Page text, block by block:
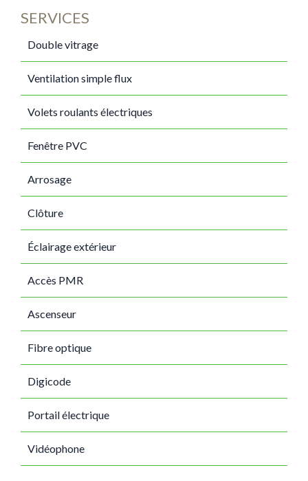
SERVICES
Double vitrage
Ventilation simple flux
Volets roulants électriques
Fenêtre PVC
Arrosage
Clôture
Éclairage extérieur
Accès PMR
Ascenseur
Fibre optique
Digicode
Portail électrique
Vidéophone